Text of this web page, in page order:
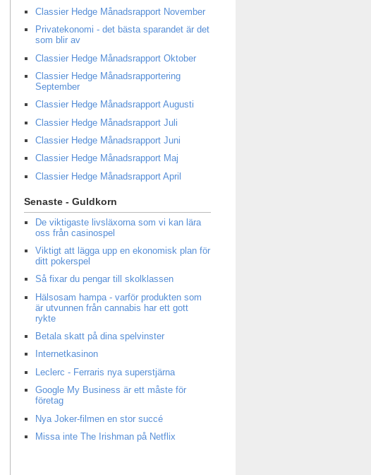
Classier Hedge Månadsrapport November
Privatekonomi - det bästa sparandet är det
som blir av
Classier Hedge Månadsrapport Oktober
Classier Hedge Månadsrapportering
September
Classier Hedge Månadsrapport Augusti
Classier Hedge Månadsrapport Juli
Classier Hedge Månadsrapport Juni
Classier Hedge Månadsrapport Maj
Classier Hedge Månadsrapport April
Senaste - Guldkorn
De viktigaste livsläxorna som vi kan lära
oss från casinospel
Viktigt att lägga upp en ekonomisk plan för
ditt pokerspel
Så fixar du pengar till skolklassen
Hälsosam hampa - varför produkten som
är utvunnen från cannabis har ett gott
rykte
Betala skatt på dina spelvinster
Internetkasinon
Leclerc - Ferraris nya superstjärna
Google My Business är ett måste för
företag
Nya Joker-filmen en stor succé
Missa inte The Irishman på Netflix